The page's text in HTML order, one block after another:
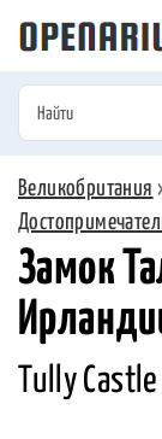
Великобритания ›
Замок
Tully Castle